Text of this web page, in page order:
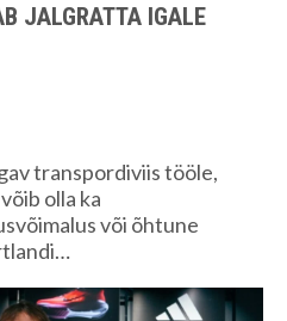
JALGRATTA IGALE
transpordiviis tööle,
olla ka
või õhtune